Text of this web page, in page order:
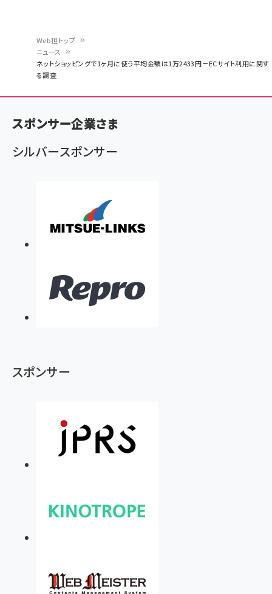
く
ず
Web担トップ
ニュース
ネットショッピングで1ヶ月に使う平均金額は1万2433円－ECサイト利用に関す
る調査
スポンサー企業さま
シルバースポンサー
スポンサー